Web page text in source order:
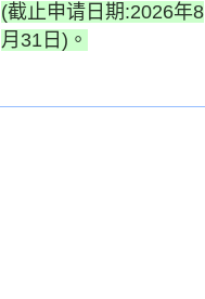
(截止申请日期:2026年8
月31日)。